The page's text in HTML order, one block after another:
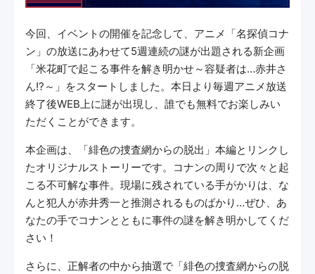
今回、イベントの開催を記念して、アニメ「名探偵コナ
ン」の放送にあわせて5週連続の謎が出題される新企画
「米花町で起こる事件を解き明かせ～容疑者は…赤井さ
ん!?～」をスタートしました。本日より毎週アニメ放送
終了後WEB上に謎が出現し、誰でも無料でお楽しみい
ただくことができます。
本企画は、「緋色の捜査網からの脱出」本編とリンクし
たオリジナルストーリーです。コナンの周りで次々と起
こる不可解な事件。現場に残されている手がかりは、な
んと犯人が赤井秀一と推測されるものばかり…ぜひ、あ
なたの手でコナンとともに事件の謎を解き明かしてくだ
さい！
さらに、正解者の中から抽選で「緋色の捜査網からの脱